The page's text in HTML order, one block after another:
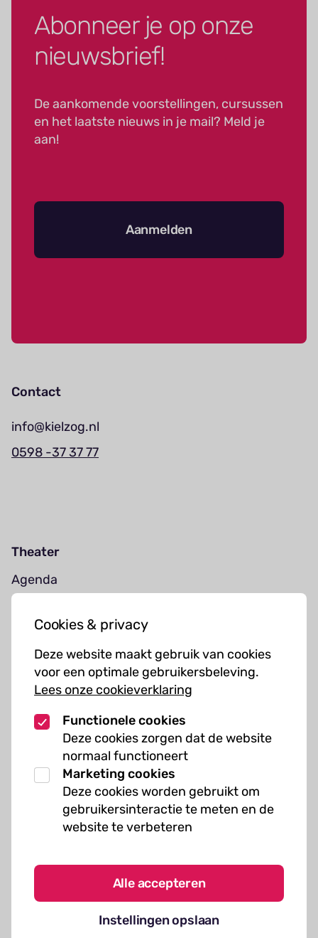
Cookies & privacy
Deze website maakt gebruik van cookies
voor een optimale gebruikersbeleving.
Lees onze cookieverklaring
Functionele cookies
Deze cookies zorgen dat de website
normaal functioneert
Marketing cookies
Deze cookies worden gebruikt om
gebruikersinteractie te meten en de
website te verbeteren
Alle accepteren
Instellingen opslaan
Abonneer je op onze
nieuwsbrief!
De aankomende voorstellingen, cursussen
en het laatste nieuws in je mail? Meld je
aan!
Aanmelden
Contact
info@kielzog.nl
0598 -37 37 77
Theater
Agenda
Muziekcursussen
Kunst cursussen
Over ons
Organisatie
Werken bij Kielzog
Veelgestelde vragen
Algemene voorwaarden